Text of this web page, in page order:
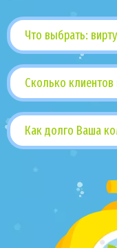
Что выбрать:
Сколько
Как долго Ваша